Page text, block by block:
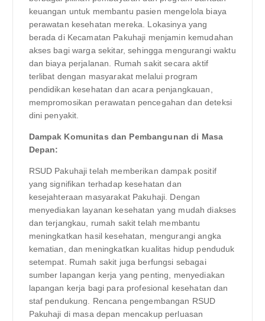
keuangan untuk membantu pasien mengelola biaya
perawatan kesehatan mereka. Lokasinya yang
berada di Kecamatan Pakuhaji menjamin kemudahan
akses bagi warga sekitar, sehingga mengurangi waktu
dan biaya perjalanan. Rumah sakit secara aktif
terlibat dengan masyarakat melalui program
pendidikan kesehatan dan acara penjangkauan,
mempromosikan perawatan pencegahan dan deteksi
dini penyakit.
Dampak Komunitas dan Pembangunan di Masa
Depan:
RSUD Pakuhaji telah memberikan dampak positif
yang signifikan terhadap kesehatan dan
kesejahteraan masyarakat Pakuhaji. Dengan
menyediakan layanan kesehatan yang mudah diakses
dan terjangkau, rumah sakit telah membantu
meningkatkan hasil kesehatan, mengurangi angka
kematian, dan meningkatkan kualitas hidup penduduk
setempat. Rumah sakit juga berfungsi sebagai
sumber lapangan kerja yang penting, menyediakan
lapangan kerja bagi para profesional kesehatan dan
staf pendukung. Rencana pengembangan RSUD
Pakuhaji di masa depan mencakup perluasan